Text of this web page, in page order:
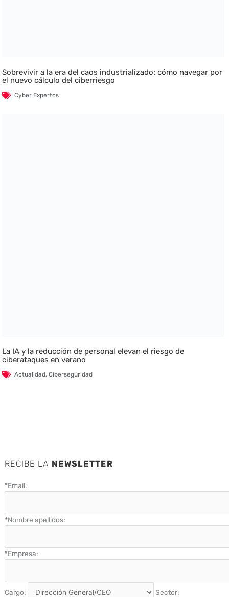
Sobrevivir a la era del caos industrializado: cómo navegar por
el nuevo cálculo del ciberriesgo
Cyber Expertos
La IA y la reducción de personal elevan el riesgo de
ciberataques en verano
Actualidad,Ciberseguridad
RECIBE LA NEWSLETTER
*Email:
*Nombre apellidos:
*Empresa:
Cargo: Sector: